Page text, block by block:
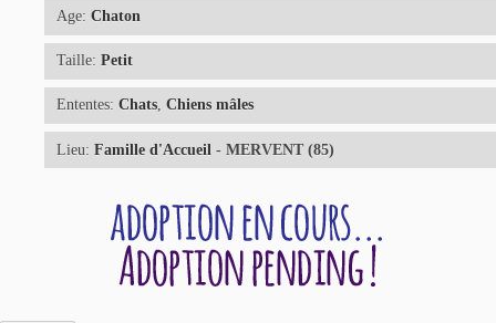
Age:Chaton
Taille:Petit
Ententes:Chats,Chiens mâles
Lieu: Famille d'Accueil - MERVENT (85)